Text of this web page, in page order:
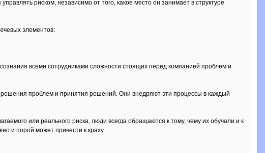
риском, независимо от того, какое место он занимает в структуре
элементов:
всеми сотрудниками сложности стоящих перед компанией проблем и
проблем и принятия решений. Они внедряют эти процессы в каждый
или реального риска, люди всегда обращаются к тому, чему их обучали и к
и порой может привести к краху.